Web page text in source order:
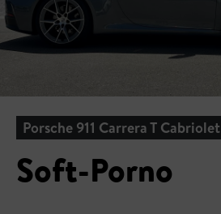
Porsche 911 Carrera T Cabriolet
Soft-Porno